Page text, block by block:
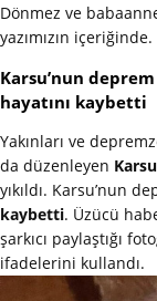
Dönmez ve
yazımızın
Karsu’nun
hayatını kaybetti
Yakınları ve
da düzenleyen
yıkıldı. Karsu’nun
kaybetti. Üzücü
şarkıcı paylaştığı
ifadelerini kullandı.